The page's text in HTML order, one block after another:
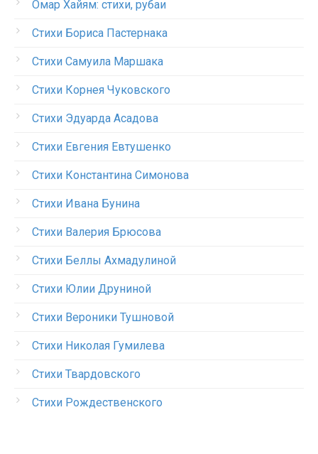
Омар Хайям: стихи, рубаи
Стихи Бориса Пастернака
Стихи Самуила Маршака
Стихи Корнея Чуковского
Стихи Эдуарда Асадова
Стихи Евгения Евтушенко
Стихи Константина Симонова
Стихи Ивана Бунина
Стихи Валерия Брюсова
Стихи Беллы Ахмадулиной
Стихи Юлии Друниной
Стихи Вероники Тушновой
Стихи Николая Гумилева
Стихи Твардовского
Стихи Рождественского